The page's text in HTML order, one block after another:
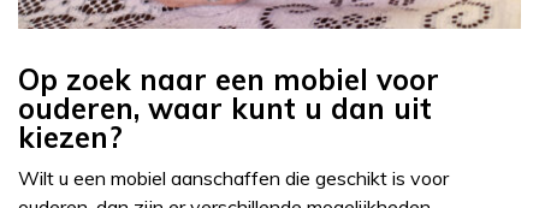
Op zoek naar een mobiel voor
ouderen, waar kunt u dan uit
kiezen?
Wilt u een mobiel aanschaffen die geschikt is voor